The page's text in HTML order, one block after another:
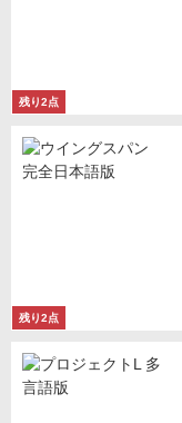
残り2点
残り2点